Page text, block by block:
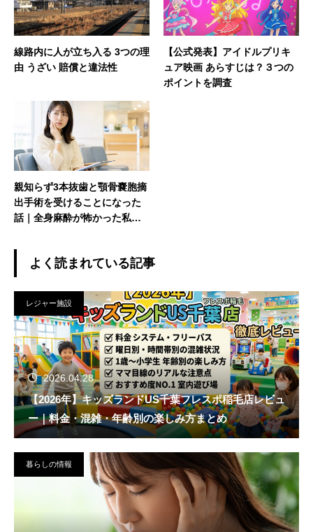
線路内に人が立ち入る 3つの理
由 うざい 賠償と違法性
【公式発表】アイドルプリキ
ュア映画 あらすじは？３つの
ポイントを調査
親知らず3本抜歯と顎骨嚢胞摘
出手術を受けることになった
話｜全身麻酔が怖かった私の
よく読まれている記事
レジャー施設
2026.04.28
【2026年】キッズランドUS千葉フレスポ稲毛店レビュ
ー｜料金・混雑・年齢別の楽しみ方まとめ
暮らしの情報